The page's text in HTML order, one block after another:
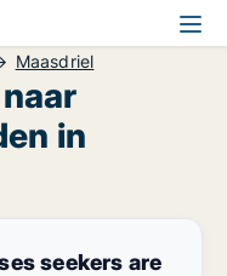
Maasdriel
in
seekers are